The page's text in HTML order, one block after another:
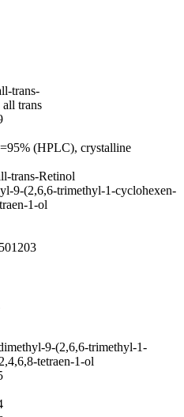
trans-
trans
(HPLC), crystalline
trans-Retinol
9-(2,6,6-trimethyl-1-cyclohexen-
1-ol
9-(2,6,6-trimethyl-1-
tetraen-1-ol